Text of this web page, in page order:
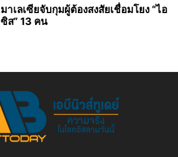
มาเลเซียจับกุมผู้ต้องสงสัยเชื่อมโยง “ไอ
ซิส” 13 คน